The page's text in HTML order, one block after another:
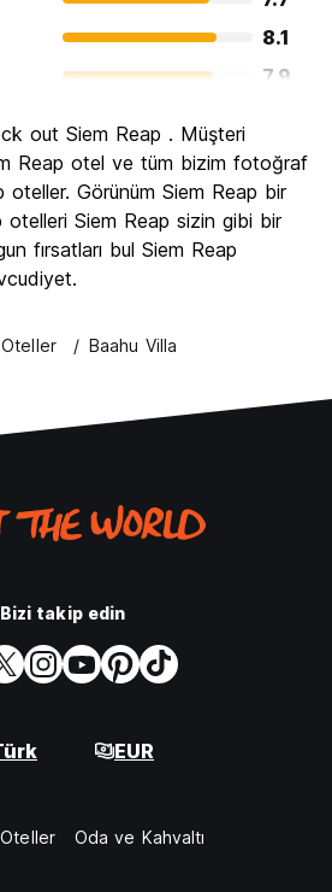
8.1
7.9
9.3
8.2
8.4
out Siem Reap . Müşteri
Reap otel ve tüm bizim fotoğraf
Görünüm Siem Reap bir
otelleri Siem Reap sizin gibi bir
fırsatları bul Siem Reap
Baahu Villa
Bizi takip edin
EUR
Oteller Oda ve Kahvaltı